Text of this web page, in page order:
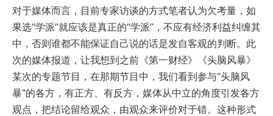
对于媒体而言，目前专家访谈的方式笔者认为欠考量，如
果选“学派”就应该是真正的“学派”，不应有经济利益纠缠其
中，否则谁都不能保证自己说的话是发自客观的判断。此
次的媒体报道，让我想到之前《第一财经》《头脑风暴》
某次的专题节目，在那期节目中，我们看到参与“头脑风
暴”的各方，有正方、有反方，媒体从中立的角度引发各方
观点，把结论留给观众，由观众来评价对于错。这种形式